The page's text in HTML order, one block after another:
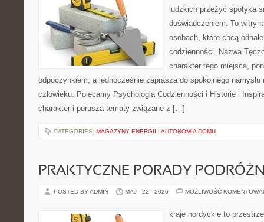
ludzkich przeżyć spotyka
doświadczeniem. To
osobach, które chcą
codzienności. Nazwa
charakter tego miejsca,
odpoczynkiem, a jednocześnie zaprasza do spokojnego
człowieku. Polecamy Psychologia Codzienności i Historie i
charakter i porusza tematy związane z […]
CATEGORIES: MAGAZYNY ENERGII I AUTONOMIA DOMU
PRAKTYCZNE PORADY
POSTED BY ADMIN MAJ - 22 - 2026 MOŻLIWOŚĆ
kraje nordyckie to